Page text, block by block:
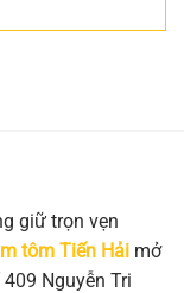
giữ trọn vẹn
tôm Tiến Hải mở
Nguyễn Tri